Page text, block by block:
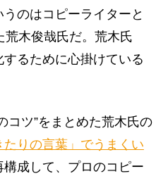
のはコピーライターと
荒木俊哉氏だ。荒木氏
るために心掛けている
コツ”をまとめた荒木氏の
りの言葉」でうまくい
構成して、プロのコピー